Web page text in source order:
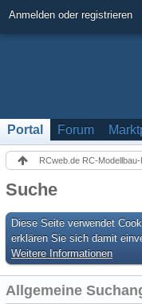
Anmelden oder registrieren
Portal Forum
RCweb.de RC-Modellbau-
Suche
Diese Seite verwendet
erklären Sie sich damit
Weitere Informationen
Allgemeine